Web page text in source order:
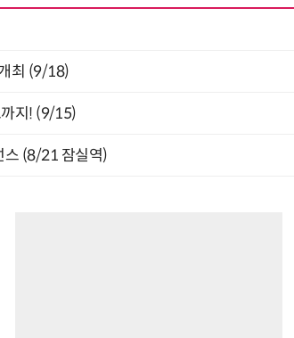
최 (9/18)
까지! (9/15)
스 (8/21 잠실역)